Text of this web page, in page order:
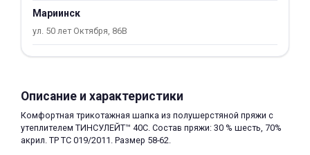
Мариинск
ул. 50 лет Октября, 86В
Описание и характеристики
Комфортная трикотажная шапка из полушерстяной пряжи с
утеплителем ТИНСУЛЕЙТ™ 40С. Состав пряжи: 30 % шесть, 70%
акрил. ТР ТС 019/2011. Размер 58-62.